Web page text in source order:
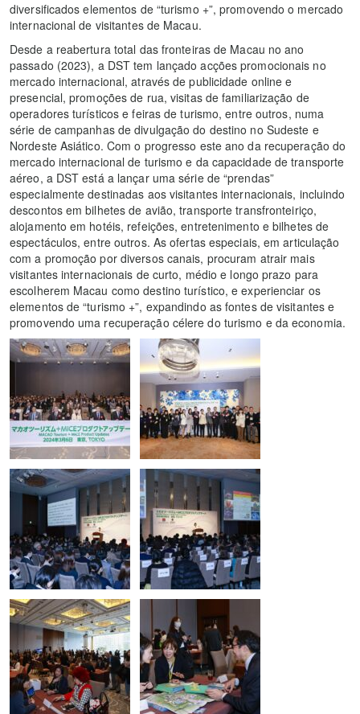
diversificados elementos de “turismo +”, promovendo o mercado
internacional de visitantes de Macau.
Desde a reabertura total das fronteiras de Macau no ano
passado (2023), a DST tem lançado acções promocionais no
mercado internacional, através de publicidade online e
presencial, promoções de rua, visitas de familiarização de
operadores turísticos e feiras de turismo, entre outros, numa
série de campanhas de divulgação do destino no Sudeste e
Nordeste Asiático. Com o progresso este ano da recuperação do
mercado internacional de turismo e da capacidade de transporte
aéreo, a DST está a lançar uma série de “prendas”
especialmente destinadas aos visitantes internacionais, incluindo
descontos em bilhetes de avião, transporte transfronteiriço,
alojamento em hotéis, refeições, entretenimento e bilhetes de
espectáculos, entre outros. As ofertas especiais, em articulação
com a promoção por diversos canais, procuram atrair mais
visitantes internacionais de curto, médio e longo prazo para
escolherem Macau como destino turístico, e experienciar os
elementos de “turismo +”, expandindo as fontes de visitantes e
promovendo uma recuperação célere do turismo e da economia.